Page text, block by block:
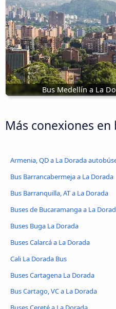
Bus Medellín a La
Más conexiones en
Armenia, QD a La Dorada
Bus Barrancabermeja a La Dorada
Bus Barranquilla, AT a La Dorada
Buses de Bucaramanga a La
Buses Buga La Dorada
Buses Calarcá a La Dorada
Cali La Dorada Bus
Buses Cartagena La Dorada
Bus Cartago, VC a La Dorada